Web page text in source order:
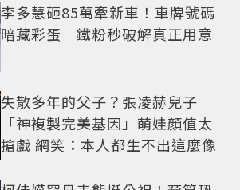
李多慧砸85萬牽新車！車牌號碼
暗藏彩蛋 鐵粉秒破解真正用意
失散多年的父子？張凌赫兒子
「神複製完美基因」萌娃顏值太
搶戲 網笑：本人都生不出這麼像